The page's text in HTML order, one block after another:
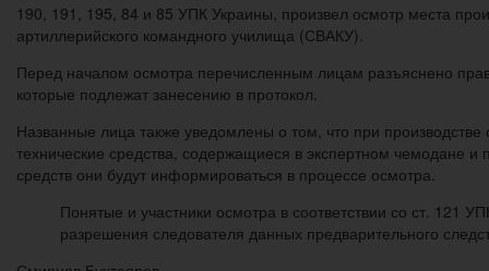
190, 191, 195, 84 и 85 УПК Украины, произвел осмотр места
артиллерийского командного училища (СВАКУ).
Перед началом осмотра перечисленным лицам разъяснено
которые подлежат занесению в протокол.
Названные лица также уведомлены о том, что при
технические средства, содержащиеся в экспертном чемодане
средств они будут информироваться в процессе осмотра.
Понятые и участники осмотра в соответствии со ст. 121
разрешения следователя данных предварительного